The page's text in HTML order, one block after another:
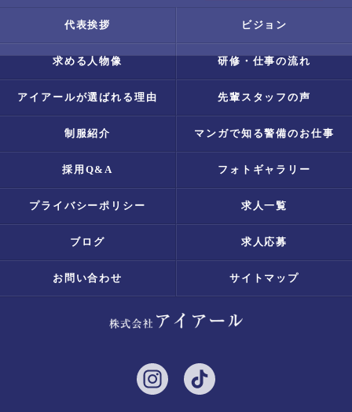
代表挨拶 ビジョン
求める人物像 研修・仕事の流れ
アイアールが選ばれる理由 先輩スタッフの声
制服紹介 マンガで知る警備のお仕事
採用Q&A フォトギャラリー
プライバシーポリシー 求人一覧
ブログ 求人応募
お問い合わせ サイトマップ